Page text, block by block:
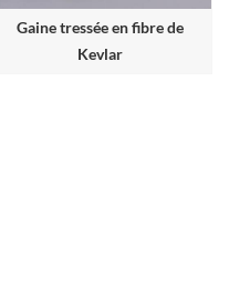
Gaine tressée en fibre de
Kevlar